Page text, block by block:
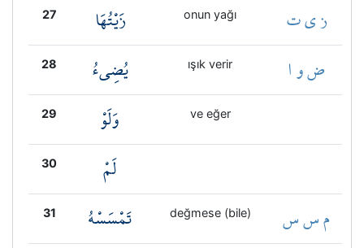
27 زَيْتُهَا onun yağı ز ي ت
28 يُضِيءُ ışık verir ض و ا
29 وَلَوْ ve eğer
30 لَمْ
31 تَمْسَسْهُ değmese (bile) م س س